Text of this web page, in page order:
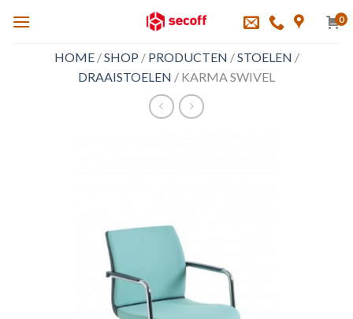
0
HOME/SHOP / PRODUCTEN /STOELEN /
DRAAISTOELEN / KARMA SWIVEL